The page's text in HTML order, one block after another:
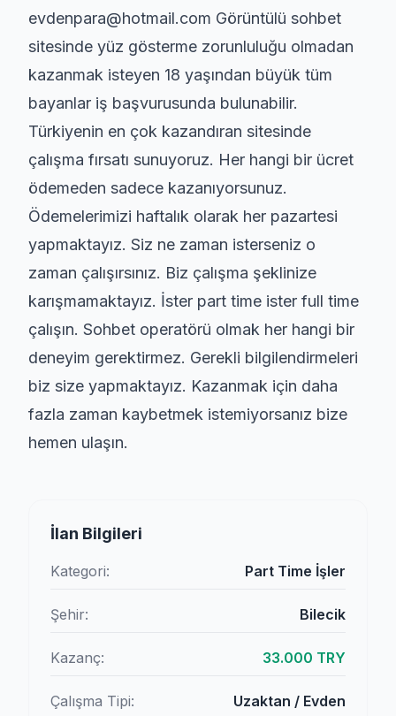
evdenpara@hotmail.com Görüntülü sohbet
sitesinde yüz gösterme zorunluluğu olmadan
kazanmak isteyen 18 yaşından büyük tüm
bayanlar iş başvurusunda bulunabilir.
Türkiyenin en çok kazandıran sitesinde
çalışma fırsatı sunuyoruz. Her hangi bir ücret
ödemeden sadece kazanıyorsunuz.
Ödemelerimizi haftalık olarak her pazartesi
yapmaktayız. Siz ne zaman isterseniz o
zaman çalışırsınız. Biz çalışma şeklinize
karışmamaktayız. İster part time ister full time
çalışın. Sohbet operatörü olmak her hangi bir
deneyim gerektirmez. Gerekli bilgilendirmeleri
biz size yapmaktayız. Kazanmak için daha
fazla zaman kaybetmek istemiyorsanız bize
hemen ulaşın.
İlan Bilgileri
Kategori: Part Time İşler
Şehir: Bilecik
Kazanç: 33.000 TRY
Çalışma Tipi: Uzaktan / Evden